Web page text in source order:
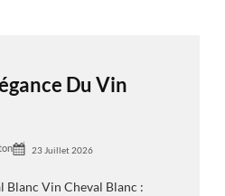
Du Vin
23 Juillet 2026
Vin Cheval Blanc :